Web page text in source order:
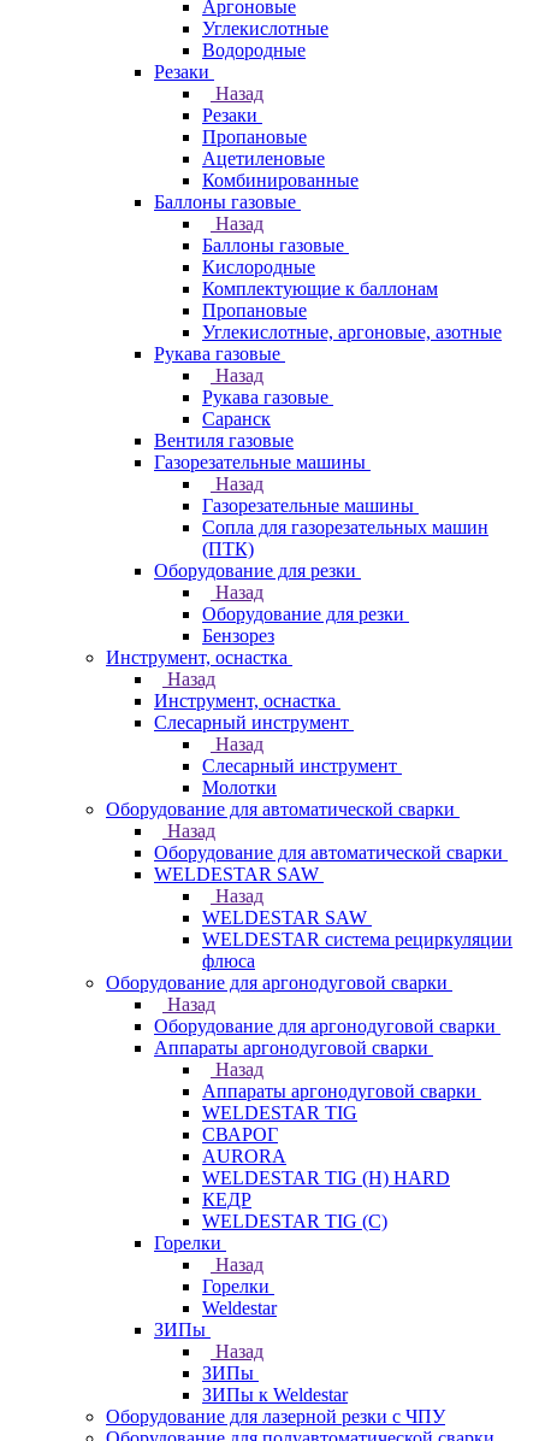
Аргоновые
Углекислотные
Водородные
Резаки
Назад
Резаки
Пропановые
Ацетиленовые
Комбинированные
Баллоны газовые
Назад
Баллоны газовые
Кислородные
Комплектующие к баллонам
Пропановые
Углекислотные, аргоновые, азотные
Рукава газовые
Назад
Рукава газовые
Саранск
Вентиля газовые
Газорезательные машины
Назад
Газорезательные машины
Сопла для газорезательных машин
(ПТК)
Оборудование для резки
Назад
Оборудование для резки
Бензорез
Инструмент, оснастка
Назад
Инструмент, оснастка
Слесарный инструмент
Назад
Слесарный инструмент
Молотки
Оборудование для автоматической сварки
Назад
Оборудование для автоматической сварки
WELDESTAR SAW
Назад
WELDESTAR SAW
WELDESTAR система рециркуляции
флюса
Оборудование для аргонодуговой сварки
Назад
Оборудование для аргонодуговой сварки
Аппараты аргонодуговой сварки
Назад
Аппараты аргонодуговой сварки
WELDESTAR TIG
СВАРОГ
AURORA
WELDESTAR TIG (H) HARD
КЕДР
WELDESTAR TIG (С)
Горелки
Назад
Горелки
Weldestar
ЗИПы
Назад
ЗИПы
ЗИПы к Weldestar
Оборудование для лазерной резки с ЧПУ